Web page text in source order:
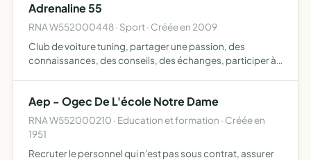
Adrenaline 55
RNA W552000448 · Sport · Créée en 2009
Club de voiture tuning, partager une passion, des
connaissances, des conseils, des échanges, participer à
Aep - Ogec De L'école Notre Dame
RNA W552000210 · Education et formation · Créée en
1951
Recruter le personnel qui n'est pas sous contrat, assurer